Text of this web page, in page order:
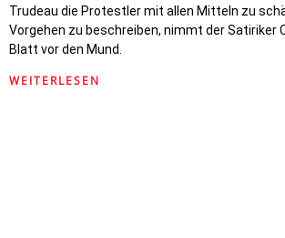
Trudeau die Protestler mit allen Mitteln zu
Vorgehen zu beschreiben, nimmt der Satiriker
Blatt vor den Mund.
WEITERLESEN